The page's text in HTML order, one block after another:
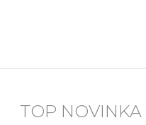
TOP